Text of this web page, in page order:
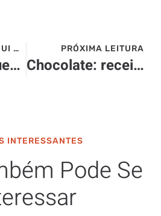
ANTERIORMENTE AQUI NO SITE>>>
Verão na Noruega: descubra um outro lado do país nórdico
PRÓXIMA LEITURA
Chocolate: receitas para o inverno
INTERESSANTES
Pode Se